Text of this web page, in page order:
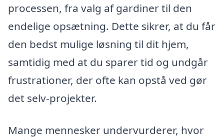
processen, fra valg af gardiner til den
endelige opsætning. Dette sikrer, at du får
den bedst mulige løsning til dit hjem,
samtidig med at du sparer tid og undgår
frustrationer, der ofte kan opstå ved gør
det selv-projekter.
Mange mennesker undervurderer, hvor